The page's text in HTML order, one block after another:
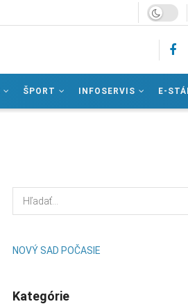
ŠPORT INFOSERVIS E-
NOVÝ SAD POČASIE
Kategórie